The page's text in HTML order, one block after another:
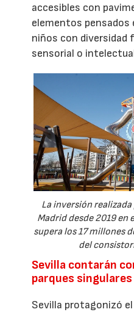
accesibles con
elementos pensados
niños con diversidad
sensorial o
La inversión
Madrid desde 2019 en
supera los 17 millones
del
Sevilla contarán
parques singulares
Sevilla protagonizó